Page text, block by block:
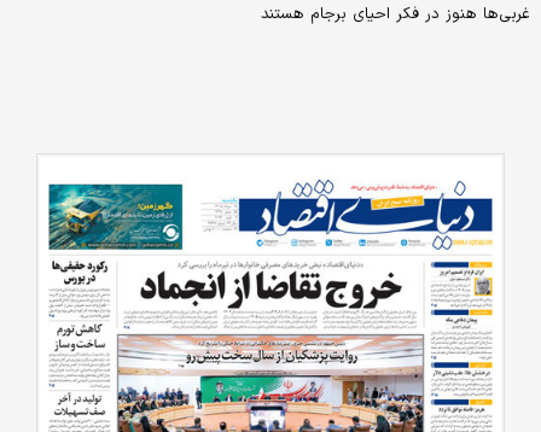
غربی‌ها هنوز در فکر احیای برجام هستند